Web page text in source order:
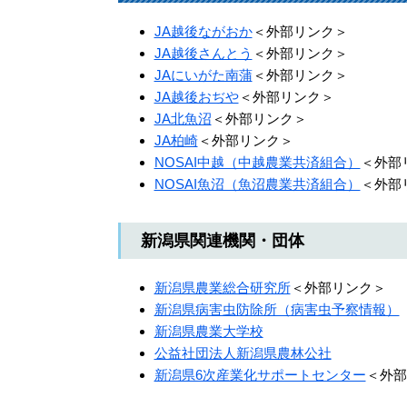
JA越後ながおか＜外部リンク＞
JA越後さんとう ＜外部リンク＞
JAにいがた南蒲＜外部リンク＞
JA越後おぢや＜外部リンク＞
JA北魚沼 ＜外部リンク＞
JA柏崎＜外部リンク＞
NOSAI中越（中越農業共済組合）
＜外部
NOSAI魚沼（魚沼農業共済組合）
＜外部
新潟県関連機関・団体
新潟県農業総合研究所＜外部リンク＞
新潟県病害虫防除所（病害虫予察情報）
新潟県農業大学校
公益社団法人新潟県農林公社
新潟県6次産業化サポートセンター ＜外